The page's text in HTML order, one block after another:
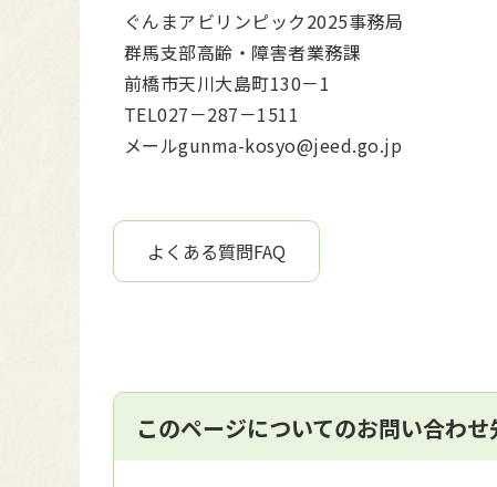
ぐんまアビリンピック2025事務局
群馬支部高齢・障害者業務課
前橋市天川大島町130－1
TEL027－287－1511
メールgunma-kosyo@jeed.go.jp
よくある質問FAQ
このページについてのお問い合わせ